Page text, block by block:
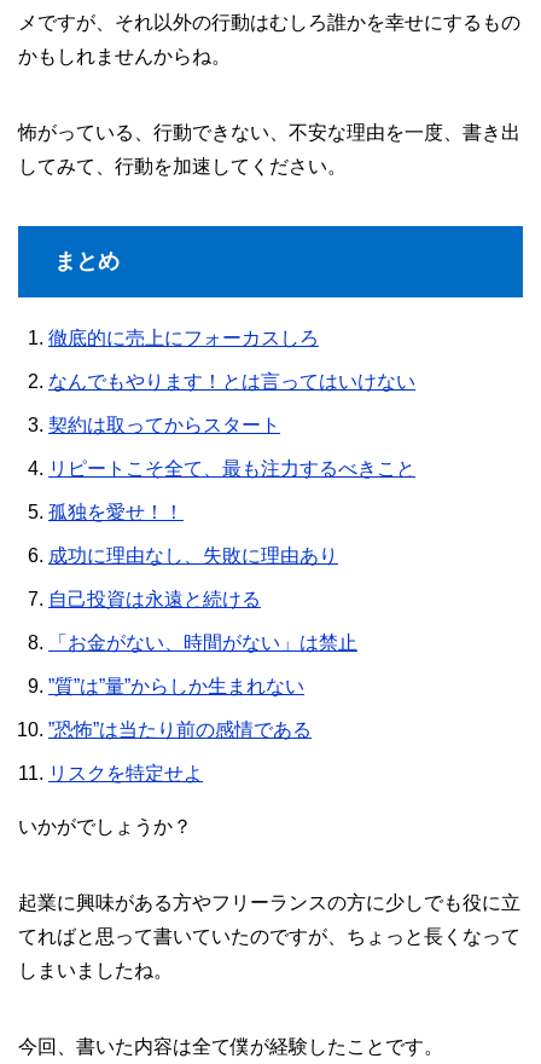
メですが、それ以外の行動はむしろ誰かを幸せにするもの
かもしれませんからね。
怖がっている、行動できない、不安な理由を一度、書き出
してみて、行動を加速してください。
まとめ
徹底的に売上にフォーカスしろ
なんでもやります！とは言ってはいけない
契約は取ってからスタート
リピートこそ全て、最も注力するべきこと
孤独を愛せ！！
成功に理由なし、失敗に理由あり
自己投資は永遠と続ける
「お金がない、時間がない」は禁止
”質”は”量”からしか生まれない
”恐怖”は当たり前の感情である
リスクを特定せよ
いかがでしょうか？
起業に興味がある方やフリーランスの方に少しでも役に立
てればと思って書いていたのですが、ちょっと長くなって
しまいましたね。
今回、書いた内容は全て僕が経験したことです。